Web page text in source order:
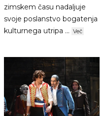
zimskem času nadaljuje
svoje poslanstvo bogatenja
kulturnega utripa ... Več